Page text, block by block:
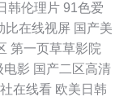
韩伦理片 91色爱
比在线视屏 国产美
第一页草草影院
电影 国产二区高清
在线看 欧美日韩